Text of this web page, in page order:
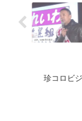
珍コロビ